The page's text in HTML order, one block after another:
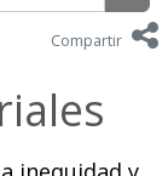
Compartir